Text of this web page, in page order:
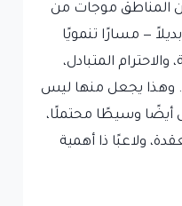
المناطق موجات من
— مسارًا تنمويًا
والاحترام المتبادل،
وهذا يجعل منها ليس
أيضًا وسيطًا محتملًا،
ولاعبًا ذا أهمية